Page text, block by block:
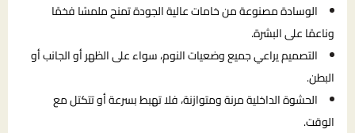
الوسادة مصنوعة من خامات عالية الجودة تمنح ملمسًا فخمًا
وناعمًا على البشرة.
التصميم يراعي جميع وضعيات النوم، سواء على الظهر أو الجانب أو
البطن.
الحشوة الداخلية مرنة ومتوازنة، فلا تهبط بسرعة أو تتكتل مع
الوقت.